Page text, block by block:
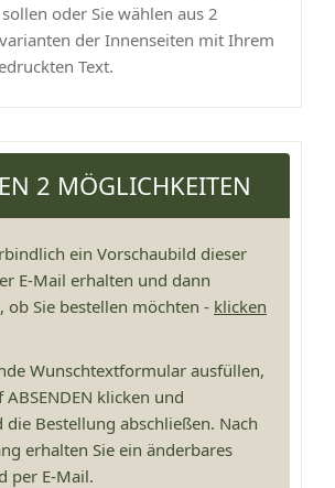
oder Sie wählen aus 2
der Innenseiten mit Ihrem
Text.
2 MÖGLICHKEITEN
ein Vorschaubild dieser
E-Mail erhalten und dann
ob Sie bestellen möchten - klicken
Wunschtextformular ausfüllen,
klicken und
die Bestellung abschließen. Nach
erhalten Sie ein änderbares
per E-Mail.